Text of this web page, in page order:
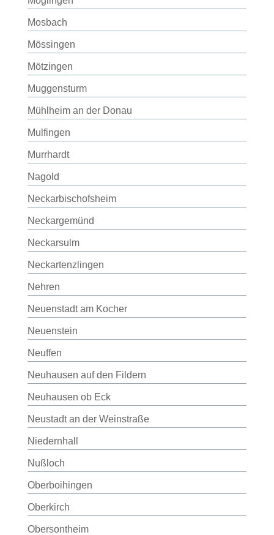
Mosbach
Mössingen
Mötzingen
Muggensturm
Mühlheim an der Donau
Mulfingen
Murrhardt
Nagold
Neckarbischofsheim
Neckargemünd
Neckarsulm
Neckartenzlingen
Nehren
Neuenstadt am Kocher
Neuenstein
Neuffen
Neuhausen auf den Fildern
Neuhausen ob Eck
Neustadt an der Weinstraße
Niedernhall
Nußloch
Oberboihingen
Oberkirch
Obersontheim